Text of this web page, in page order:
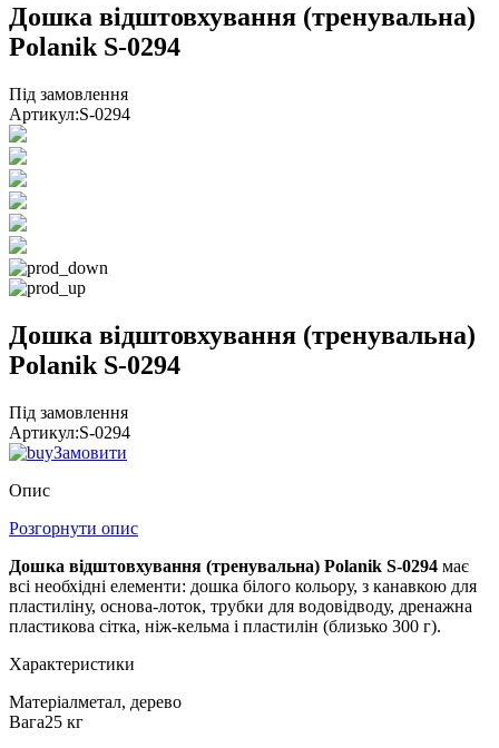
Дошка відштовхування (тренувальна)
Polanik S-0294
Під замовлення
Артикул:S-0294
Дошка відштовхування (тренувальна)
Polanik S-0294
Під замовлення
Артикул:S-0294
Замовити
Опис
Розгорнути опис
Дошка відштовхування (тренувальна) Polanik S-0294 має
всі необхідні елементи: дошка білого кольору, з канавкою для
пластиліну, основа-лоток, трубки для водовідводу, дренажна
пластикова сітка, ніж-кельма і пластилін (близько 300 г).
Характеристики
Матеріалметал, дерево
Вага25 кг